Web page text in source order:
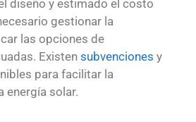
diseño y estimado el costo
gestionar la
las opciones de
Existen subvenciones y
para facilitar la
energía solar.